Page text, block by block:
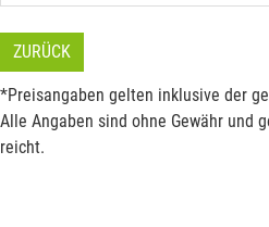
ZURÜCK
*Preisangaben gelten inklusive der
Alle Angaben sind ohne Gewähr und
reicht.